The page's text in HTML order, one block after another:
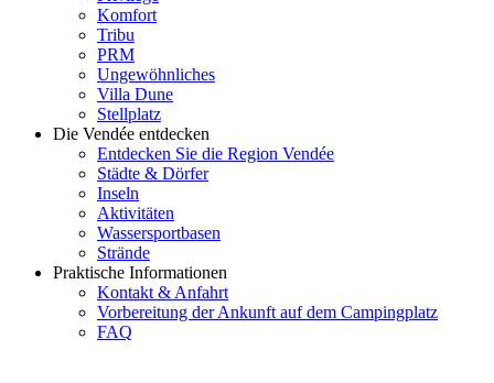
Komfort
Tribu
PRM
Ungewöhnliches
Villa Dune
Stellplatz
Die Vendée entdecken
Entdecken Sie die Region Vendée
Städte & Dörfer
Inseln
Aktivitäten
Wassersportbasen
Strände
Praktische Informationen
Kontakt & Anfahrt
Vorbereitung der Ankunft auf dem Campingplatz
FAQ